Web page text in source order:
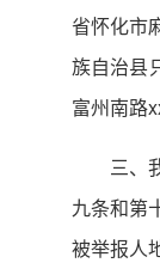
省怀化市
族自治县
富州南路
三、
九条和第
被举报人